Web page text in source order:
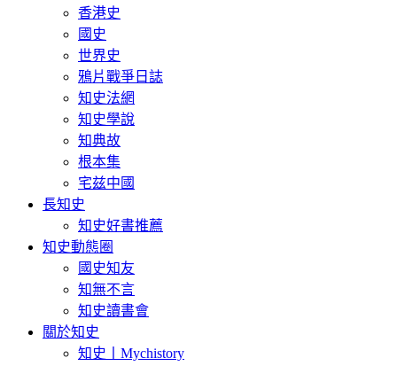
香港史
國史
世界史
鴉片戰爭日誌
知史法網
知史學說
知典故
根本集
宅兹中國
長知史
知史好書推薦
知史動態圈
國史知友
知無不言
知史讀書會
關於知史
知史丨Mychistory